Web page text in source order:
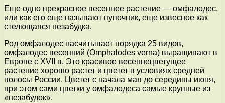
Еще одно прекрасное весеннее растение — омфалодес,
или как его еще называют пупочник, еще извесное как
стелющаяся незабудка.
Род омфалодес насчитывает порядка 25 видов,
омфалодес весенний (Omphalodes verna) выращивают в
Европе с XVII в. Это красивое весеннецветущее
растение хорошо растет и цветет в условиях средней
полосы России. Цветет с начала мая до середины июня,
при этом сами цветки у омфалодеса самые крупные из
«незабудок».